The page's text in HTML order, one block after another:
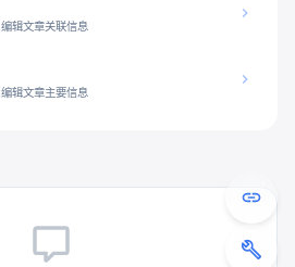
编辑文章关联信息
编辑文章主要信息